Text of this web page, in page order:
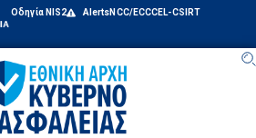
Οδηγία NIS2 AlertsNCC/ECCCEL-CSIRT